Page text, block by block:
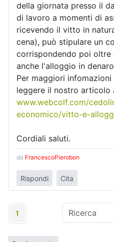
della giornata presso il
di lavoro a momenti di
ricevendo il vitto in
cena), può stipulare un
corrispondendo poi oltre
anche l'alloggio in
Per maggiori
leggere il nostro articolo
www.webcolf.com/
economico/vitto-e-
Cordiali saluti.
da FrancescoPierobon
Rispondi Cita
1